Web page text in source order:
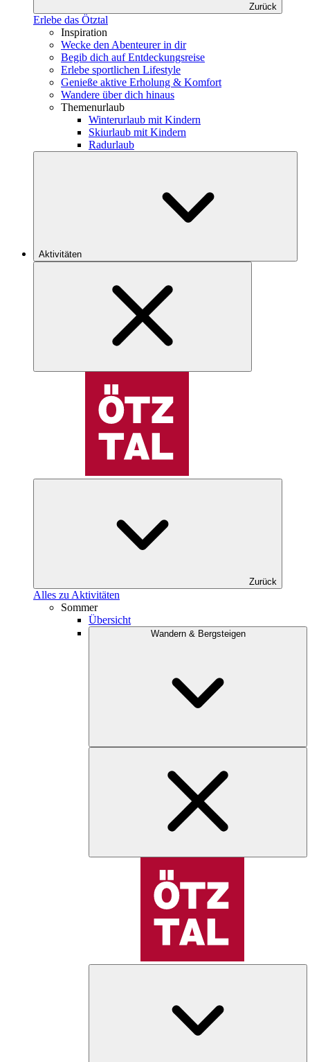
Zurück
Erlebe das Ötztal
Inspiration
Wecke den Abenteurer in dir
Begib dich auf Entdeckungsreise
Erlebe sportlichen Lifestyle
Genieße aktive Erholung & Komfort
Wandere über dich hinaus
Themenurlaub
Winterurlaub mit Kindern
Skiurlaub mit Kindern
Radurlaub
Aktivitäten
Zurück
Alles zu Aktivitäten
Sommer
Übersicht
Wandern & Bergsteigen